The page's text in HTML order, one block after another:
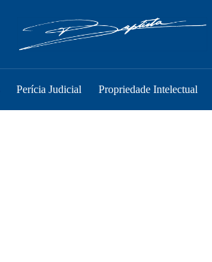
Perícia Judicial Propriedade Intelectual